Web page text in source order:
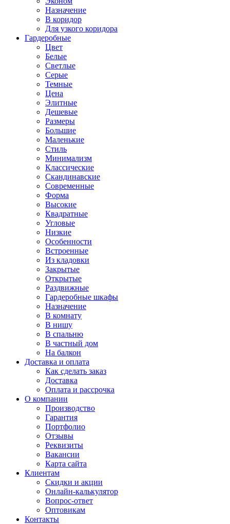
Назначение
В коридор
Для узкого коридора
Гардеробные
Цвет
Белые
Светлые
Серые
Темные
Цена
Элитные
Дешевые
Размеры
Большие
Маленькие
Стиль
Минимализм
Классические
Скандинавские
Современные
Форма
Высокие
Квадратные
Угловые
Низкие
Особенности
Встроенные
Из кладовки
Закрытые
Открытые
Раздвижные
Гардеробные шкафы
Назначение
В комнату
В нишу
В спальню
В частный дом
На балкон
Доставка и оплата
Как сделать заказ
Доставка
Оплата и рассрочка
О компании
Производство
Гарантия
Портфолио
Отзывы
Реквизиты
Вакансии
Карта сайта
Клиентам
Скидки и акции
Онлайн-калькулятор
Вопрос-ответ
Оптовикам
Контакты